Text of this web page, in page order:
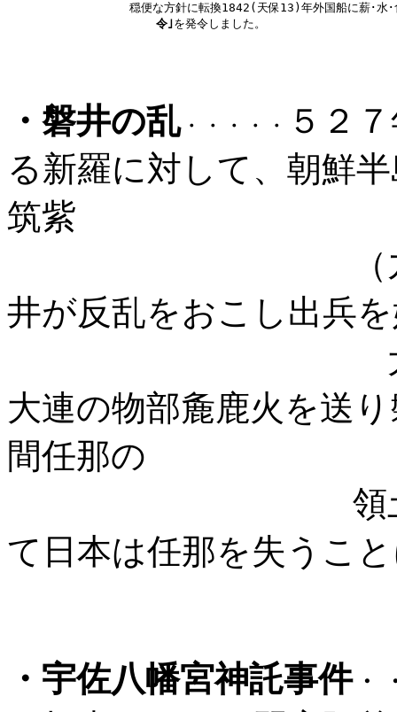
穏便な方針に転換1842(天保13)年外国船に薪･水･食料
                     令｣
を発令しました。
・磐井の乱・・・・・
５２
る新羅に対して、朝鮮
筑紫
（九州北部）
井が反乱をおこし出兵
大和朝廷は
大連の物部麁鹿火を送
間任那の
領土は新羅に
て日本は任那を失うこ
・ 宇佐八幡宮神託事件・